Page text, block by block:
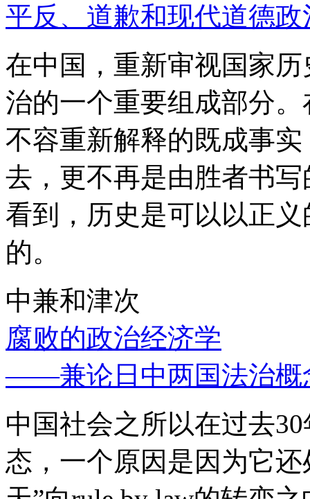
平反、道歉和现代道德政
在中国，重新审视国家
治的一个重要组成部分
不容重新解释的既成事
去，更不再是由胜者书
看到，历史是可以以正
的。
中兼和津次
腐败的政治经济学
——兼论日中两国法治概
中国社会之所以在过去
态，一个原因是因为它